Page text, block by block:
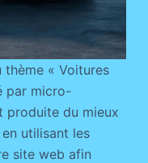
« Voitures
par micro-
produite du mieux
utilisant les
site web afin